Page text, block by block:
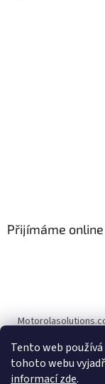
Tento web
tohoto webu
informací zde.
Přijímáme